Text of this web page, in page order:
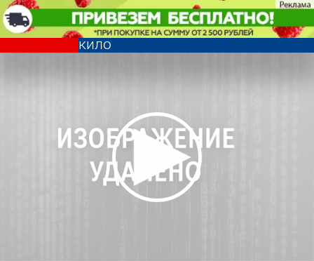
Зампредседателя спорткомитета
В. Жучков решил сбросить 10
кило
Из жизни
Зампредседателя спорткомитета
Другие
новости по
теме
Погода и
курсы валют в
Пензе